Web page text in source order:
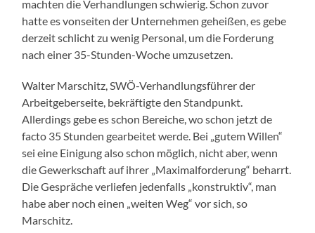
machten die Verhandlungen schwierig. Schon zuvor
hatte es vonseiten der Unternehmen geheißen, es gebe
derzeit schlicht zu wenig Personal, um die Forderung
nach einer 35-Stunden-Woche umzusetzen.
Walter Marschitz, SWÖ-Verhandlungsführer der
Arbeitgeberseite, bekräftigte den Standpunkt.
Allerdings gebe es schon Bereiche, wo schon jetzt de
facto 35 Stunden gearbeitet werde. Bei „gutem Willen“
sei eine Einigung also schon möglich, nicht aber, wenn
die Gewerkschaft auf ihrer „Maximalforderung“ beharrt.
Die Gespräche verliefen jedenfalls „konstruktiv“, man
habe aber noch einen „weiten Weg“ vor sich, so
Marschitz.